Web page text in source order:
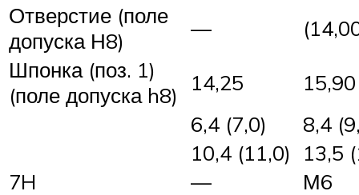
Отверстие (поле
допуска Н8)
—
Шпонка (поз. 1)
(поле допуска h8)
14,25
15,90
6,4 (7,0)
8,4
10,4 (11,0)
13,5
7H
—
М6